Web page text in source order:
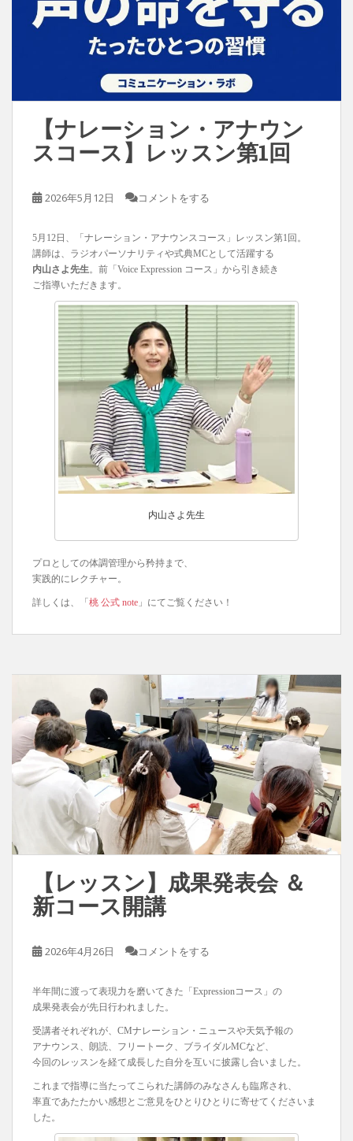
【ナレーション・アナウン
スコース】レッスン第1回
2026年5月12日 コメントをする
5月12日、「ナレーション・アナウンスコース」レッスン第1回。
講師は、ラジオパーソナリティや式典MCとして活躍する
内山さよ先生。前「Voice Expression コース」から引き続き
ご指導いただきます。
内山さよ先生
プロとしての体調管理から矜持まで、
実践的にレクチャー。
詳しくは、「桃 公式 note 」にてご覧ください！
【レッスン】成果発表会 ＆
新コース開講
2026年4月26日 コメントをする
半年間に渡って表現力を磨いてきた「Expressionコース」の
成果発表会が先日行われました。
受講者それぞれが、CMナレーション・ニュースや天気予報の
アナウンス、朗読、フリートーク、ブライダルMCなど、
今回のレッスンを経て成長した自分を互いに披露し合いました。
これまで指導に当たってこられた講師のみなさんも臨席され、
率直であたたかい感想とご意見をひとりひとりに寄せてくださいま
した。